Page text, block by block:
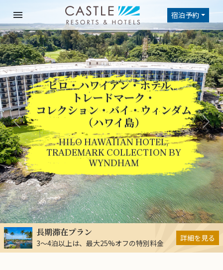
menu 宿泊予約
Previous Next
ヒロ・ハワイアン・ホテル、
トレードマーク・
コレクション・バイ・ウィンダム
（ハワイ島）
HILO HAWAIIAN HOTEL,
TRADEMARK COLLECTION BY
WYNDHAM
長期滞在プラン
3～4泊以上は、最大25%オフの特別料金
詳細を見る